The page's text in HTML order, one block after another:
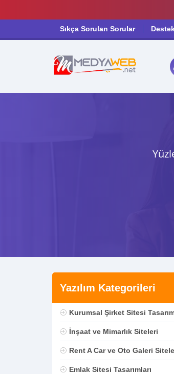
Sıkça Sorulan Sorular
Yazılım Kategorileri
Kurumsal Şirket Sitesi
İnşaat ve Mimarlık Siteleri
Rent A Car ve Oto Galeri
Emlak Sitesi Tasarımları